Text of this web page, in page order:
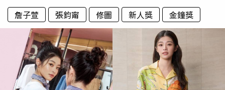
詹子萱 張鈞甯 修圖 新人獎 金鐘獎